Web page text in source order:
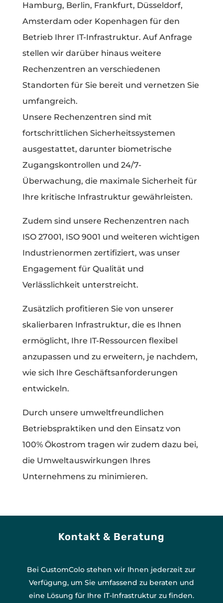
Hamburg, Berlin, Frankfurt, Düsseldorf,
Amsterdam oder Kopenhagen für den
Betrieb Ihrer IT-Infrastruktur. Auf Anfrage
stellen wir darüber hinaus weitere
Rechenzentren an verschiedenen
Standorten für Sie bereit und vernetzen Sie
umfangreich.
Unsere Rechenzentren sind mit
fortschrittlichen Sicherheitssystemen
ausgestattet, darunter biometrische
Zugangskontrollen und 24/7-
Überwachung, die maximale Sicherheit für
Ihre kritische Infrastruktur gewährleisten.
Zudem sind unsere Rechenzentren nach
ISO 27001, ISO 9001 und weiteren wichtigen
Industrienormen zertifiziert, was unser
Engagement für Qualität und
Verlässlichkeit unterstreicht.
Zusätzlich profitieren Sie von unserer
skalierbaren Infrastruktur, die es Ihnen
ermöglicht, Ihre IT-Ressourcen flexibel
anzupassen und zu erweitern, je nachdem,
wie sich Ihre Geschäftsanforderungen
entwickeln.
Durch unsere umweltfreundlichen
Betriebspraktiken und den Einsatz von
100% Ökostrom tragen wir zudem dazu bei,
die Umweltauswirkungen Ihres
Unternehmens zu minimieren.
Kontakt & Beratung
Bei CustomColo stehen wir Ihnen jederzeit zur
Verfügung, um Sie umfassend zu beraten und
eine Lösung für Ihre IT-Infrastruktur zu finden.